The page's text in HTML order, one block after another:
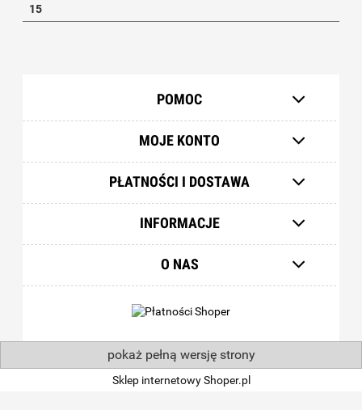
15
POMOC
MOJE KONTO
PŁATNOŚCI I DOSTAWA
INFORMACJE
O NAS
pokaż pełną wersję strony
Sklep internetowy Shoper.pl